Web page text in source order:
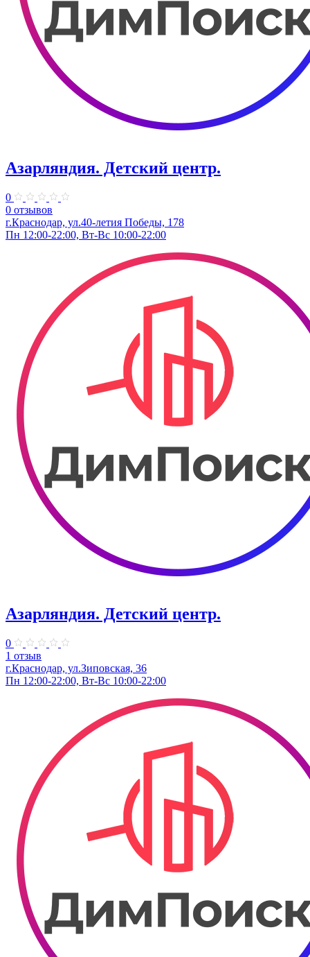
Азарляндия. ​Детский центр.
0
0 отзывов
г.Краснодар, ул.40-летия Победы, 178
Пн 12:00-22:00, Вт-Вс 10:00-22:00
Азарляндия. ​Детский центр.
0
1 отзыв
г.Краснодар, ул.Зиповская, 36
Пн 12:00-22:00, Вт-Вс 10:00-22:00